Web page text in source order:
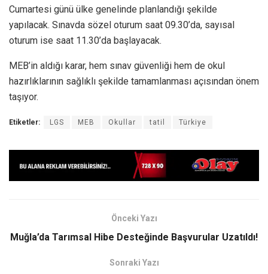
Cumartesi günü ülke genelinde planlandığı şekilde
yapılacak. Sınavda sözel oturum saat 09.30’da, sayısal
oturum ise saat 11.30’da başlayacak.
MEB’in aldığı karar, hem sınav güvenliği hem de okul
hazırlıklarının sağlıklı şekilde tamamlanması açısından önem
taşıyor.
Etiketler: LGS MEB Okullar tatil Türkiye
Önceki Yazı
Muğla’da Tarımsal Hibe Desteğinde Başvurular Uzatıldı!
Sonraki Yazı